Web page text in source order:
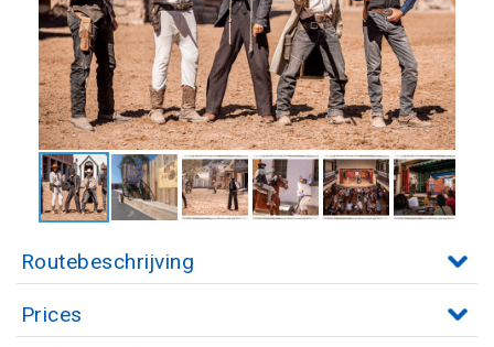
Routebeschrijving
Prices